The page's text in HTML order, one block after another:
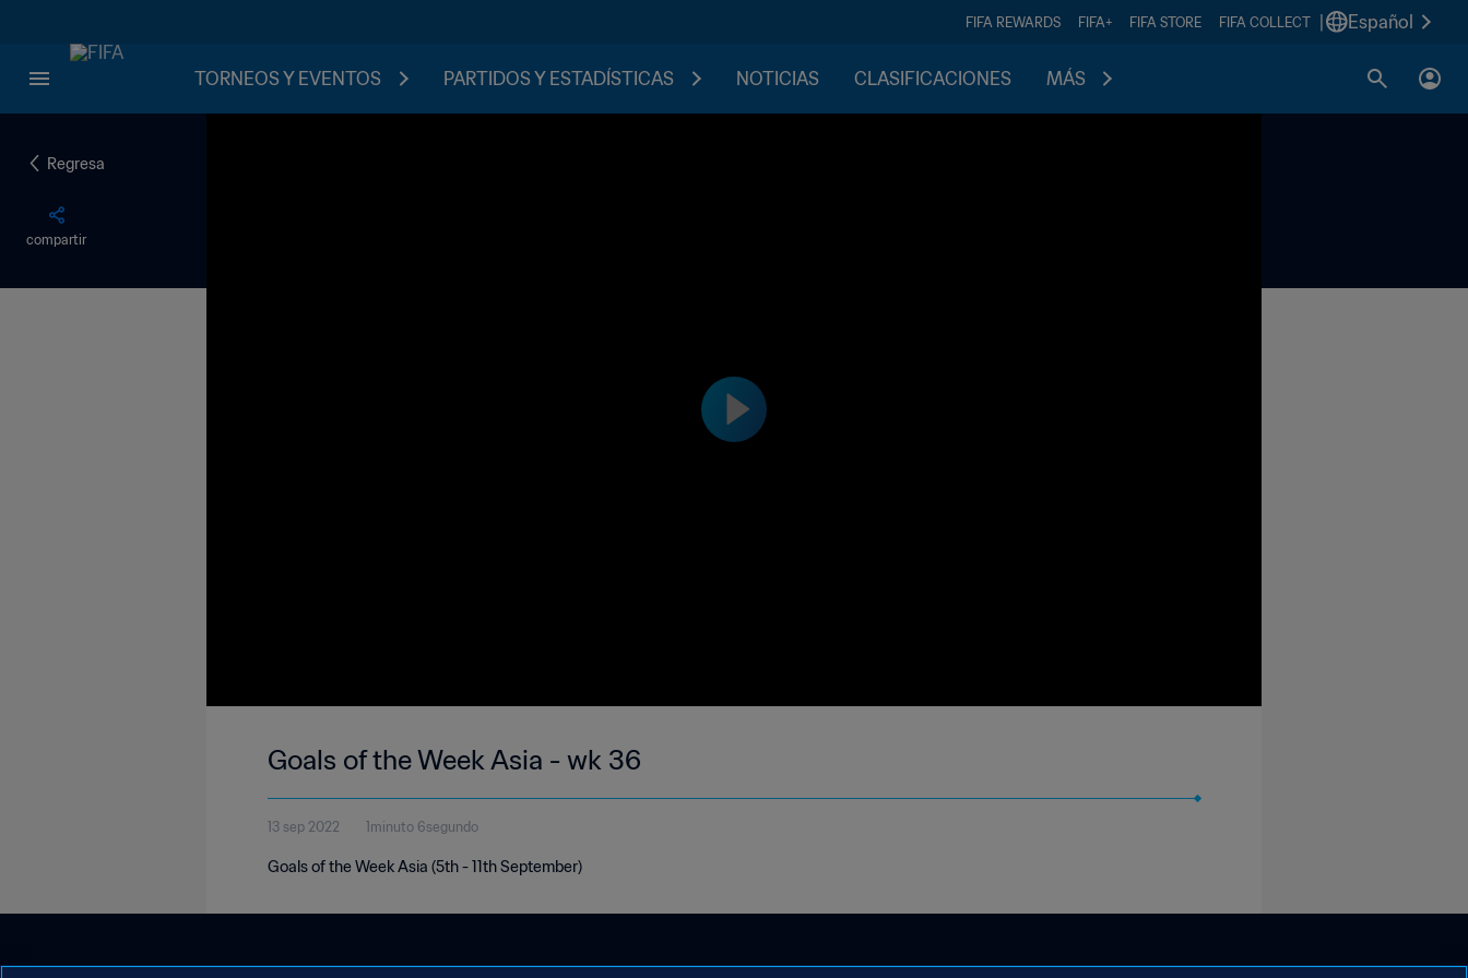
FIFA REWARDS FIFA+ FIFA STORE FIFA COLLECT Español
TORNEOS Y EVENTOS PARTIDOS Y ESTADÍSTICAS NOTICIAS CLASIFICACIONES MÁS
Regresa
compartir
Goals of the Week Asia - wk 36
13 sep 2022 1minuto 6segundo
Goals of the Week Asia (5th - 11th September)